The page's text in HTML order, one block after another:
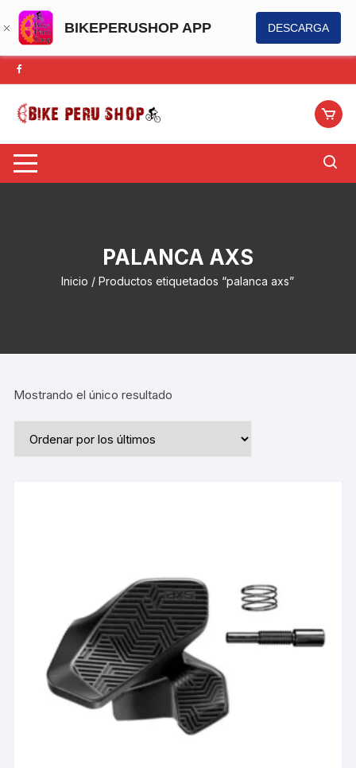
BIKEPERUSHOP APP DESCARGA
Saltar
al
contenido
PALANCA AXS
Inicio / Productos etiquetados “palanca axs”
Mostrando el único resultado